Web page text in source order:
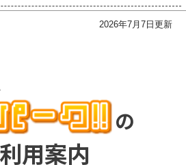
2026年7月7日更新
の
用案内